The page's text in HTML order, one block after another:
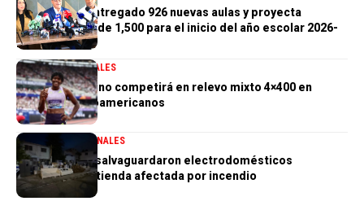
Gobierno ha entregado 926 nuevas aulas y proyecta
alcanzar meta de 1,500 para el inicio del año escolar 2026-
2027
DEPORTESGENERALES
Marileidy Paulino competirá en relevo mixto 4×400 en
Juegos Centroamericanos
GENERALES NACIONALES
PN aclara que salvaguardaron electrodomésticos
sustraídos de tienda afectada por incendio